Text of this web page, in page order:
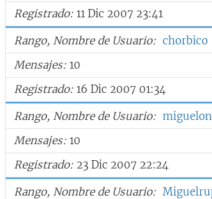
Registrado 11 Dic 2007 23:41
Rango, Nombre de Usuario
chorbico
Mensajes 10
Registrado 16 Dic 2007 01:34
Rango, Nombre de Usuario
Mensajes 10
Registrado 23 Dic 2007 22:24
Rango, Nombre de Usuario